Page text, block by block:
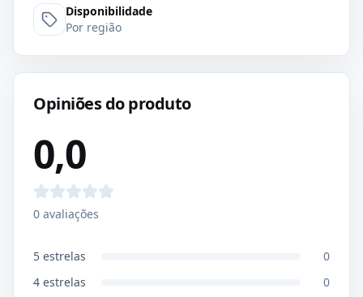
Disponibilidade
Por região
Opiniões do produto
0,0
0 avaliações
5 estrelas
0
4 estrelas
0